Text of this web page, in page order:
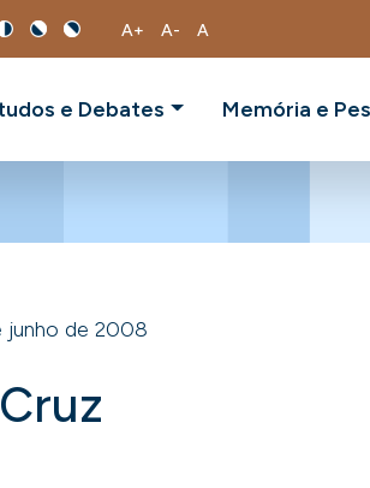
A+ A- A
e Debates Memória e
junho de 2008